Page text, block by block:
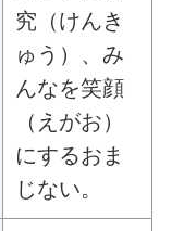
究（けんき
ゅう）、み
んなを笑顔
（えがお）
にするおま
じない。